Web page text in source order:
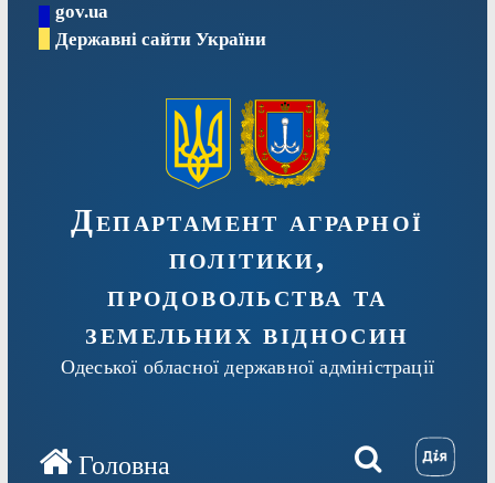
Перейтиgov.ua
Державні сайти України
Департамент аграрної
політики,
продовольства та
земельних відносин
Одеської обласної державної адміністрації